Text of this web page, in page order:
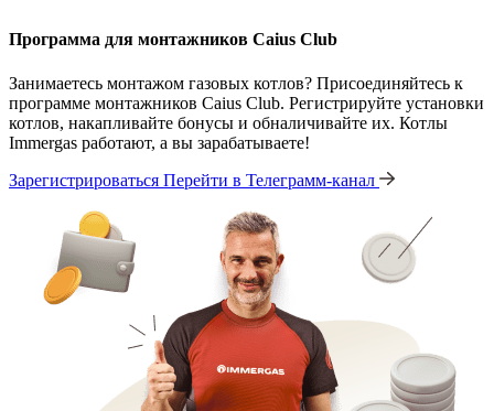
Программа для монтажников Caius Club
Занимаетесь монтажом газовых котлов? Присоединяйтесь к
программе монтажников Caius Club. Регистрируйте установки
котлов, накапливайте бонусы и обналичивайте их. Котлы
Immergas работают, а вы зарабатываете!
Зарегистрироваться Перейти в Телеграмм-канал